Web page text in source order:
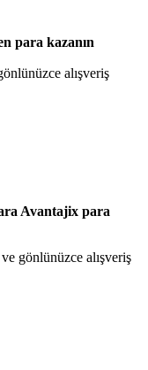
para kazanın
alışveriş
Avantajix para
gönlünüzce alışveriş